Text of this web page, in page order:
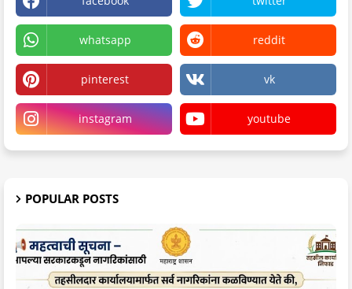
whatsapp reddit
pinterest vk
instagram youtube
POPULAR POSTS